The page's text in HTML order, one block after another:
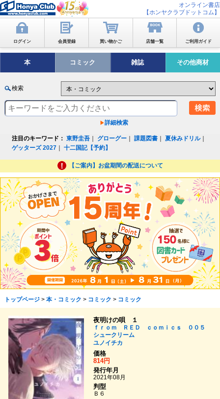
オンライン書店
【ホンヤクラブドットコム】
ログイン 会員登録 買い物かご 店舗一覧 ご利用ガイド
本 コミック 雑誌 その他商材
検索
詳細検索
注目のキーワード： 東野圭吾 グローグー ｜課題図書 ｜夏休みドリル｜
ゲッターズ 2027 ｜十二国記【予約】
【ご案内】お盆期間の配送について
トップページ> 本・コミック > コミック > コミック
夜明けの唄 １
ｆｒｏｍ ＲＥＤ ｃｏｍｉｃｓ ００５
シュークリーム
ユノイチカ
価格
814円
発行年月
2021年08月
判型
Ｂ６